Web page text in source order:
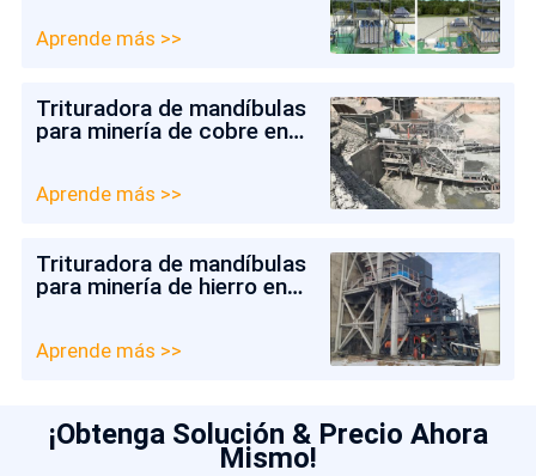
Aprende más >>
Trituradora de mandíbulas
para minería de cobre en
Aprende más >>
Trituradora de mandíbulas
para minería de hierro en
Aprende más >>
¡Obtenga Solución & Precio Ahora
Mismo!